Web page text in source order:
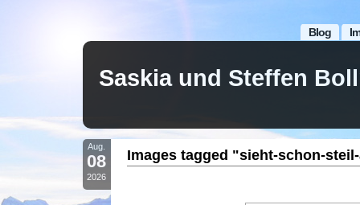
Blog
Saskia und Steffen
Aug.
08
2026
Images tagged "sieht-schon-